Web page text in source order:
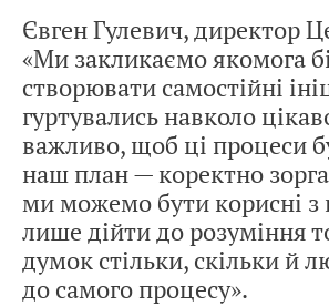
Євген Гулевич, директор
«Ми закликаємо якомога
створювати самостійні
гуртувались навколо
важливо, щоб ці процеси
наш план — коректно
ми можемо бути корисні
лише дійти до розуміння
думок стільки, скільки й
до самого процесу».